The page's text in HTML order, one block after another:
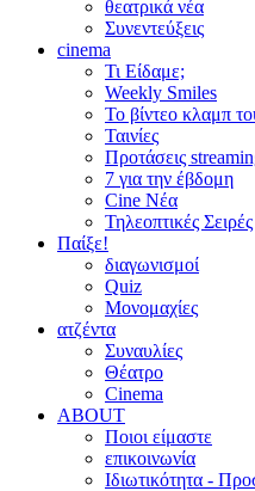
θεατρικά νέα
Συνεντεύξεις
cinema
Τι Είδαμε;
Weekly Smiles
Το βίντεο κλαμπ
Ταινίες
Προτάσεις
7 για την έβδομη
Cine Νέα
Τηλεοπτικές Σειρές
Παίξε!
διαγωνισμοί
Quiz
Μονομαχίες
ατζέντα
Συναυλίες
Θέατρο
Cinema
ABOUT
Ποιοι είμαστε
επικοινωνία
Ιδιωτικότητα -